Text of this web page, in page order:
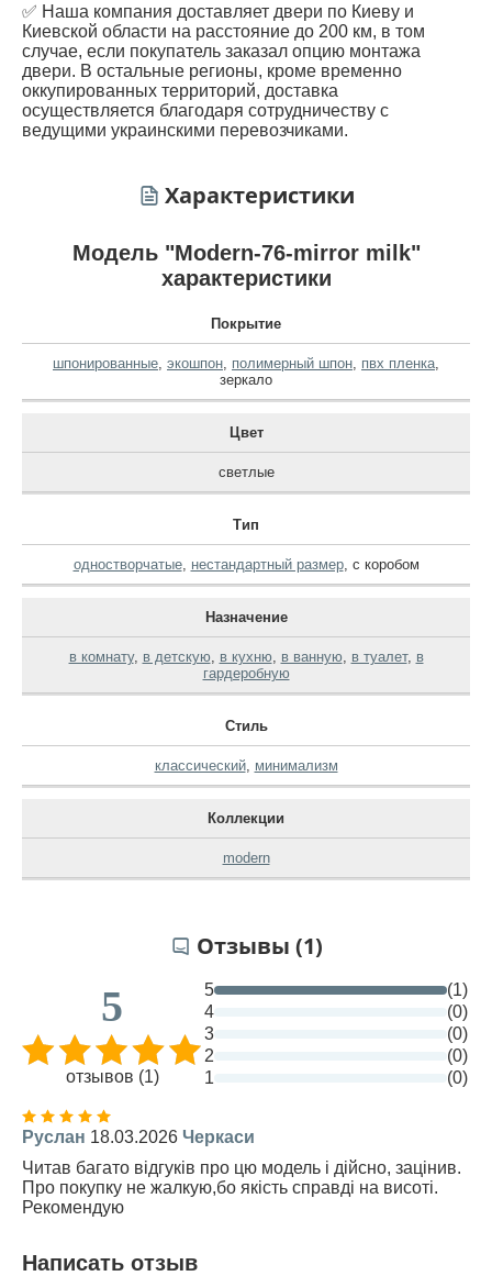
✅ Наша компания доставляет двери по Киеву и
Киевской области на расстояние до 200 км, в том
случае, если покупатель заказал опцию монтажа
двери. В остальные регионы, кроме временно
оккупированных территорий, доставка
осуществляется благодаря сотрудничеству с
ведущими украинскими перевозчиками.
Характеристики
Модель "Modern-76-mirror milk"
характеристики
Покрытие
шпонированные экошпон полимерный шпон пвх пленка
зеркало
Цвет
светлые
Тип
одностворчатые, нестандартный размер, с коробом
Назначение
в комнату, в детскую, в кухню, в ванную, в туалет, в
гардеробную
Стиль
классический, минимализм
Коллекции
modern
Отзывы (1)
5
отзывов (1)
5
(1)
4
(0)
3
(0)
2
(0)
1
(0)
Руслан 18.03.2026 Черкаси
Читав багато відгуків про цю модель і дійсно, зацінив.
Про покупку не жалкую,бо якість справді на висоті.
Рекомендую
Написать отзыв